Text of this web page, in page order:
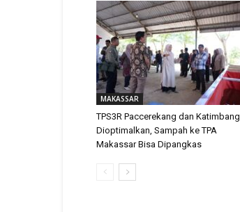
MAKASSAR
TPS3R Paccerekang dan Katimbang
Dioptimalkan, Sampah ke TPA
Makassar Bisa Dipangkas